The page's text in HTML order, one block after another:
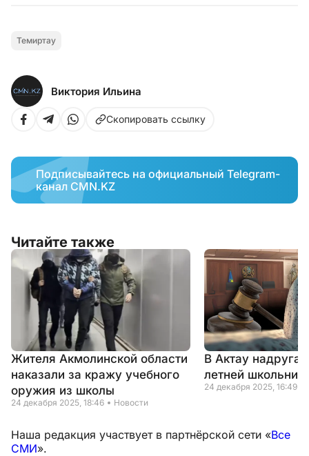
Темиртау
Виктория Ильина
Скопировать ссылку
Подписывайтесь на официальный Telegram-
канал CMN.KZ
Читайте также
Жителя Акмолинской области
наказали за кражу учебного
оружия из школы
24 декабря 2025, 18:46 Новости
В Актау
летней
24 декабря 2025, 16:49
Наша редакция участвует в партнёрской сети «Все
СМИ».